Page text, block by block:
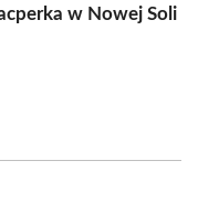
w Nowej Soli